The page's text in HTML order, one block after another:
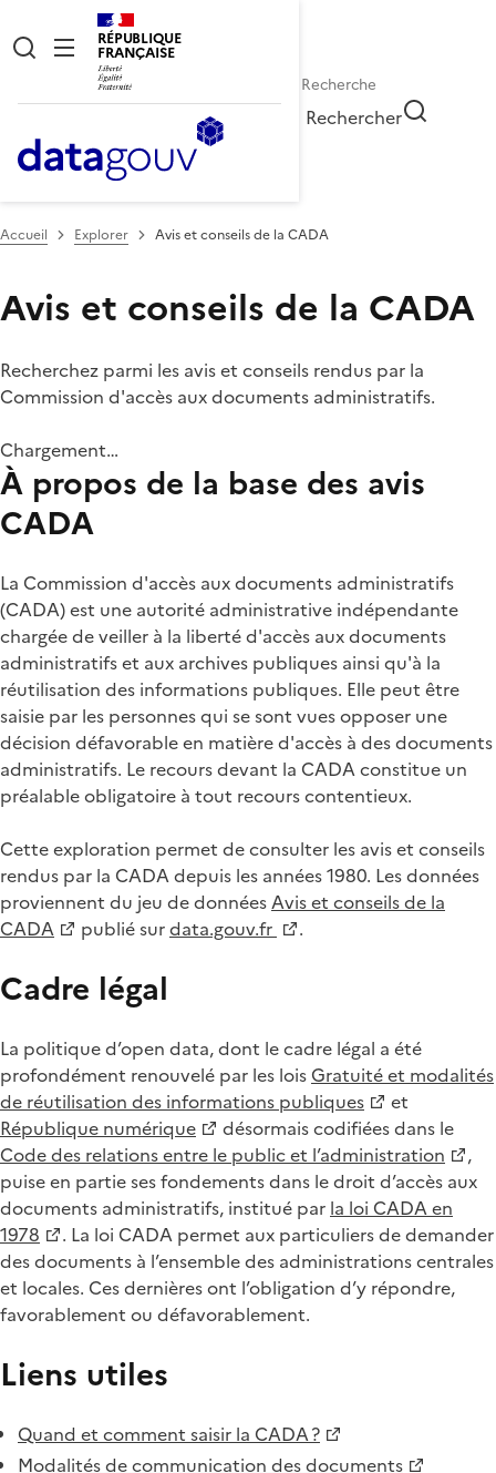
RÉPUBLIQUE
FRANÇAISE
Rechercher
Accueil Explorer Avis et conseils de la CADA
Avis et conseils de la CADA
Recherchez parmi les avis et conseils rendus par la
Commission d'accès aux documents administratifs.
Chargement…
À propos de la base des avis
CADA
La Commission d'accès aux documents administratifs
(CADA) est une autorité administrative indépendante
chargée de veiller à la liberté d'accès aux documents
administratifs et aux archives publiques ainsi qu'à la
réutilisation des informations publiques. Elle peut être
saisie par les personnes qui se sont vues opposer une
décision défavorable en matière d'accès à des documents
administratifs. Le recours devant la CADA constitue un
préalable obligatoire à tout recours contentieux.
Cette exploration permet de consulter les avis et conseils
rendus par la CADA depuis les années 1980. Les données
proviennent du jeu de donnéesAvis et conseils de la
CADA
publié surdata.gouv.fr .
Cadre légal
La politique d’open data, dont le cadre légal a été
profondément renouvelé par les loisGratuité et modalités
de réutilisation des informations publiques
et
République numérique
désormais codifiées dans le
Code des relations entre le public et l’administration
,
puise en partie ses fondements dans le droit d’accès aux
documents administratifs, institué par la loi CADA en
1978
. La loi CADA permet aux particuliers de demander
des documents à l’ensemble des administrations centrales
et locales. Ces dernières ont l’obligation d’y répondre,
favorablement ou défavorablement.
Liens utiles
Quand et comment saisir la CADA ?
Modalités de communication des documents